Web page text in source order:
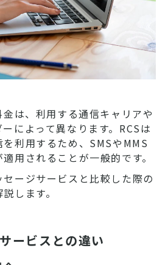
は、利用する通信キャリアや
によって異なります。RCSは
利用するため、SMSやMMS
用されることが一般的です。
ージサービスと比較した際の
します。
ービスとの違い